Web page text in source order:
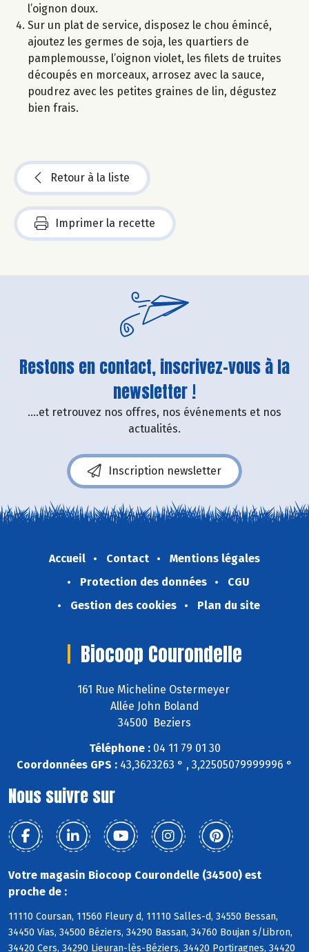
l’oignon doux.
Sur un plat de service, disposez le chou émincé,
ajoutez les germes de soja, les quartiers de
pamplemousse, l’oignon violet, les filets de truites
découpés en morceaux, arrosez avec la sauce,
poudrez avec les petites graines de lin, dégustez
bien frais.
Retour à la liste
Imprimer la recette
Restons en contact, inscrivez-vous à la
newsletter !
....et retrouvez nos offres, nos événements et nos
actualités.
Inscription newsletter
Accueil Contact
Mentions légales
Protection des données
CGU
Gestion des cookies
Plan du site
Biocoop Courondelle
161 Rue Micheline Ostermeyer
Allée John Boland
34500 Beziers
Téléphone :04 11 79 01 30
Coordonnées GPS : 43,3623263 ° , 3,22505079999996 °
Nous suivre sur
Votre magasin Biocoop Courondelle (34500) est
proche de :
11110 Coursan, 11560 Fleury d, 11110 Salles-d, 34550 Bessan,
34450 Vias, 34500 Béziers, 34290 Bassan, 34760 Boujan s/Libron,
34420 Cers, 34290 Lieuran-lès-Béziers, 34420 Portiragnes, 34420